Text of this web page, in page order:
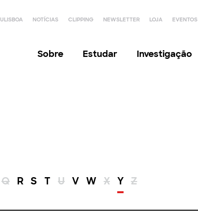
ULISBOA NOTÍCIAS CLIPPING NEWSLETTER LOJA EVENTOS
Sobre Estudar Investigação
Q R S T U V W X Y Z